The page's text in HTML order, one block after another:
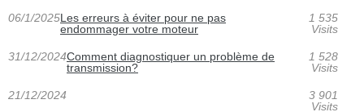
06/1/2025Les erreurs à éviter pour ne pas
endommager votre moteur
1 535
Visits
31/12/2024Comment diagnostiquer un problème de
transmission?
1 528
Visits
21/12/2024
3 901
Visits